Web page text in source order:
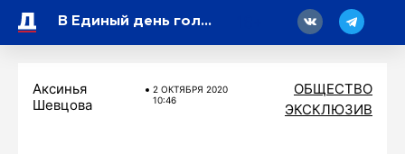
В Единый день голосования смогут участвовать избиратели с особенными физическими возможностями
Аксинья
Шевцова
2 ОКТЯБРЯ 2020
10:46
ОБЩЕСТВО
ЭКСКЛЮЗИВ